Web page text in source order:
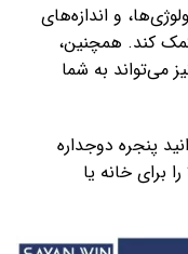
و اندازه‌های
کند. همچنین،
می‌تواند به شما
پنجره دوجداره
برای خانه یا